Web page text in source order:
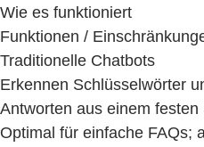
Wie es funktioniert
Funktionen /
Traditionelle Chatbots
Erkennen Schlüsselwörter
Antworten aus einem festen
Optimal für einfache FAQs;